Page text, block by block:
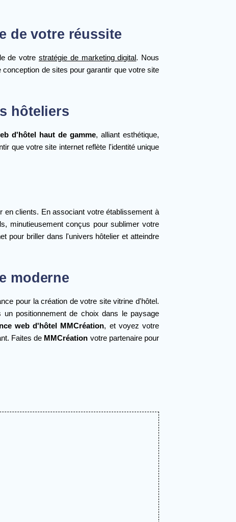
de votre réussite
de votre stratégie de marketing digital. Nous
de sites pour garantir que votre site
hôteliers
d'hôtel haut de gamme, alliant esthétique,
que votre site internet reflète l'identité unique
en clients. En associant votre établissement à
minutieusement conçus pour sublimer votre
pour briller dans l'univers hôtelier et atteindre
moderne
pour la création de votre site vitrine d'hôtel.
positionnement de choix dans le paysage
web d'hôtel MMCréation, et voyez votre
Faites de MMCréation votre partenaire pour